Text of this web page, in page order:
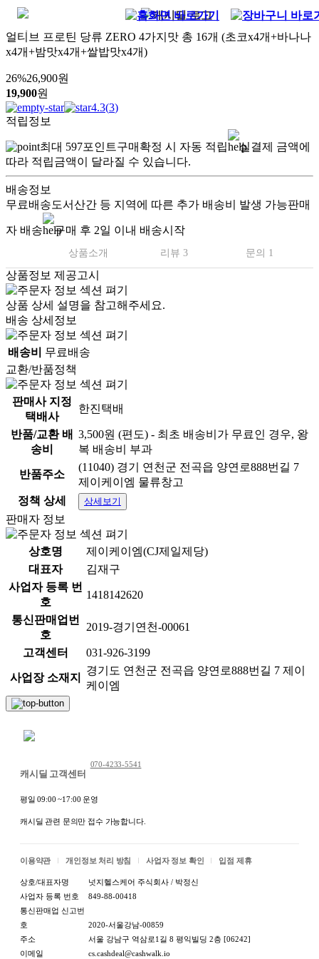
얼티브 프로틴 당류 ZERO 4가지맛 총 16개 (초코x4개+바나나
x4개+밤맛x4개+쌀밥맛x4개)
26%26,900원
19,900원
4.3(3)
적립정보
최대 597포인트구매확정 시 자동 적립
실결제 금액에
따라 적립금액이 달라질 수 있습니다.
배송정보
무료배송도서산간 등 지역에 따른 추가 배송비 발생 가능판매
자 배송 구매 후 2일 이내 배송시작
상품소개 리뷰 3 문의 1
상품정보 제공고시
상품 상세 설명을 참고해주세요.
배송 상세정보
배송비
무료배송
교환/반품정책
판매사 지정
택배사
한진택배
반품/교환 배
송비
3,500원 (편도) - 최초 배송비가 무료인 경우, 왕
복 배송비 부과
반품주소
(11040) 경기 연천군 전곡읍 양연로888번길 7
제이케이엠 물류창고
정책 상세
상세보기
판매자 정보
상호명
제이케이엠(CJ제일제당)
대표자
김재구
사업자 등록 번
호
1418142620
통신판매업번
호
2019-경기연천-00061
고객센터 031-926-3199
사업장 소재지
경기도 연천군 전곡읍 양연로888번길 7 제이
케이엠
캐시딜 고객센터
070-4233-5541
평일 09:00 ~17:00 운영
캐시딜 관련 문의만 접수 가능합니다.
이용약관 개인정보 처리 방침 사업자 정보 확인 입점 제휴
상호/대표자명
넛지헬스케어 주식회사 / 박정신
사업자 등록 번호
849-88-00418
통신판매업 신고번
호
2020-서울강남-00859
주소
서울 강남구 역삼로1길 8 평익빌딩 2층 [06242]
이메일
cs.cashdeal@cashwalk.io